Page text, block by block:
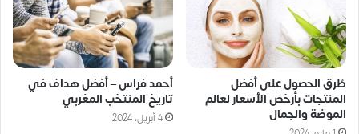
طُرق الحصول على أفضل
المنتجات بأرخص الأسعار لعالم
الموضة والجمال
أحمد فراس – أفضل هداف في
تاريخ المنتخب المغربي
4 أبريل، 2024